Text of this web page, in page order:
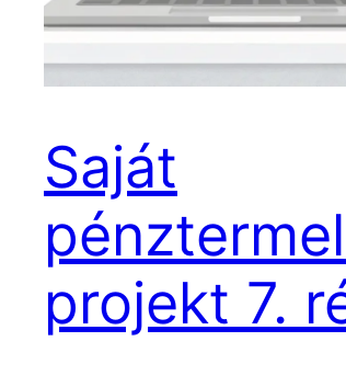
Saját
projekt 7.